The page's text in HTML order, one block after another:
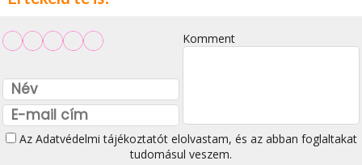
Komment
Az Adatvédelmi tájékoztatótelolvastam, és az abban foglaltakat
tudomásul veszem.